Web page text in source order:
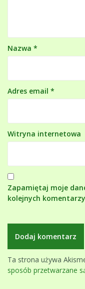
Nazwa *
Adres email *
Witryna internetowa
Zapamiętaj moje
kolejnych
Ta strona używa
sposób przetwarzane